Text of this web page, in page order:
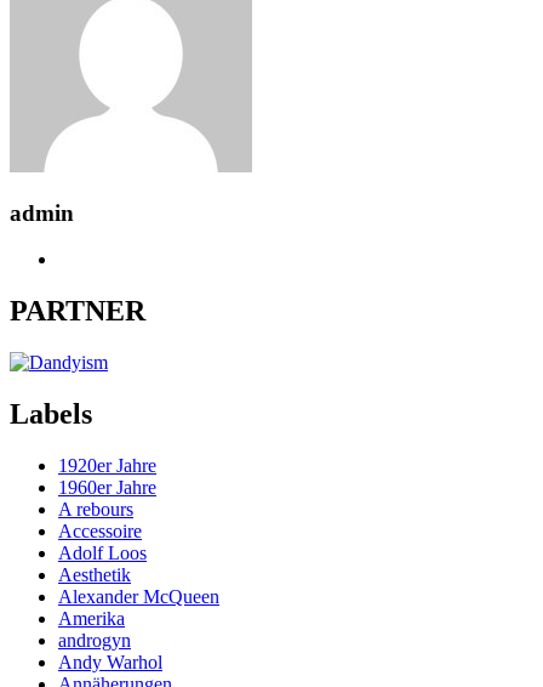
admin
PARTNER
Labels
1920er Jahre
1960er Jahre
A rebours
Accessoire
Adolf Loos
Aesthetik
Alexander McQueen
Amerika
androgyn
Andy Warhol